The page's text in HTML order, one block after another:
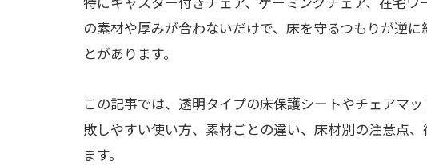
の素材や厚みが合わないだけで、床を守るつもりが逆
とがあります。
この記事では、透明タイプの床保護シートやチェアマ
敗しやすい使い方、素材ごとの違い、床材別の注意点
ます。